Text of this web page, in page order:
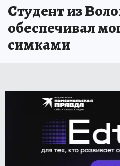
Студент из
обеспечивал
симками